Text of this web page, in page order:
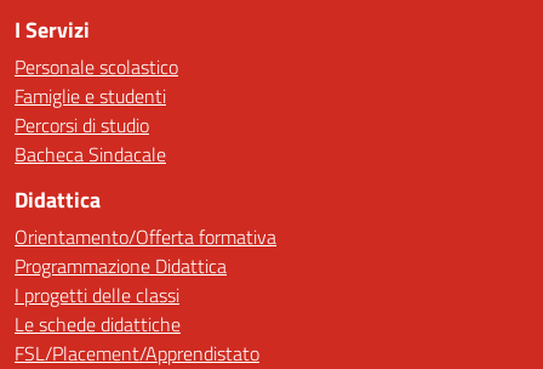
I Servizi
Personale scolastico
Famiglie e studenti
Percorsi di studio
Bacheca Sindacale
Didattica
Orientamento/Offerta formativa
Programmazione Didattica
I progetti delle classi
Le schede didattiche
FSL/Placement/Apprendistato